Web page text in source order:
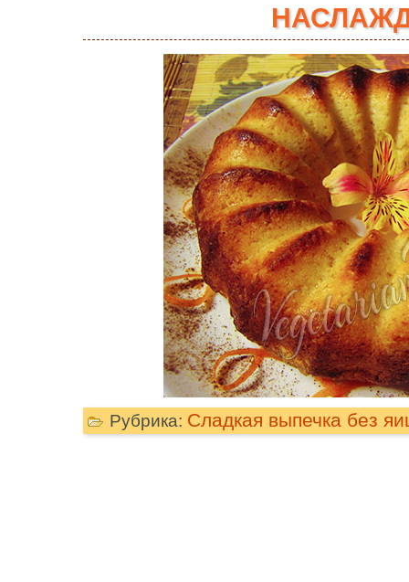
Рубрика: Сладкая выпечка без